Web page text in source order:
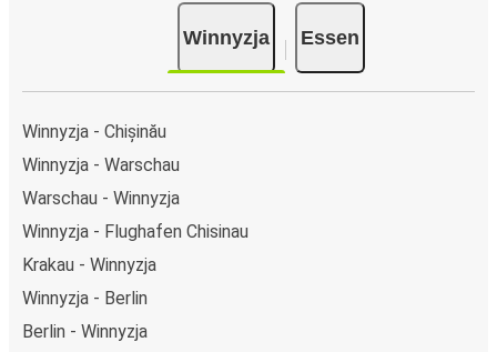
Winnyzja Essen
Winnyzja - Chișinău
Winnyzja - Warschau
Warschau - Winnyzja
Winnyzja - Flughafen Chisinau
Krakau - Winnyzja
Winnyzja - Berlin
Berlin - Winnyzja